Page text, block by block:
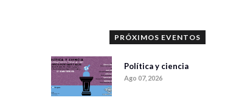
PRÓXIMOS EVENTOS
Política y ciencia
Ago 07, 2026